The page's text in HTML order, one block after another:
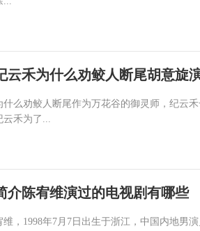
云禾为什么劝鲛人断尾胡意旋
什么劝鲛人断尾作为万花谷的御灵师，纪云
云禾为了...
介陈宥维演过的电视剧有哪些
，1998年7月7日出生于浙江，中国内地男